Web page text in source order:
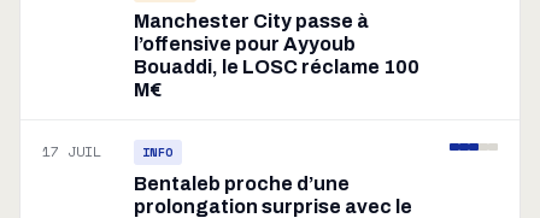
Manchester City passe à
l’offensive pour Ayyoub
Bouaddi, le LOSC réclame 100
M€
17 JUIL INFO
Bentaleb proche d’une
prolongation surprise avec le